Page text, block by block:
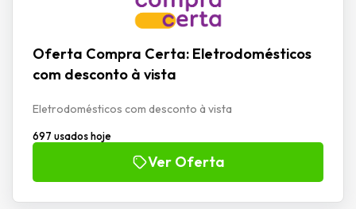
Oferta Compra Certa: Eletrodomésticos
com desconto à vista
Eletrodomésticos com desconto à vista
697 usados hoje
Ver Oferta